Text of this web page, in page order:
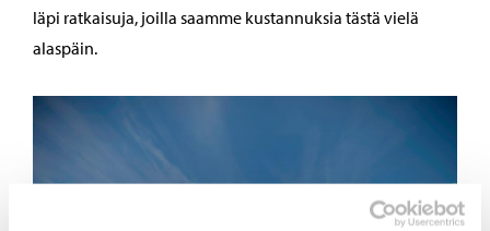
läpi ratkaisuja, joilla saamme kustannuksia tästä vielä
alaspäin.